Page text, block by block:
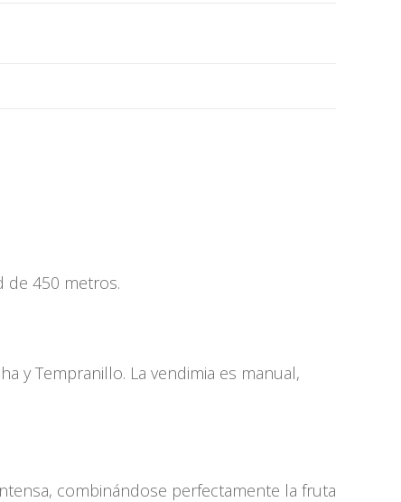
de 450 metros.
y Tempranillo. La vendimia es manual,
combinándose perfectamente la fruta